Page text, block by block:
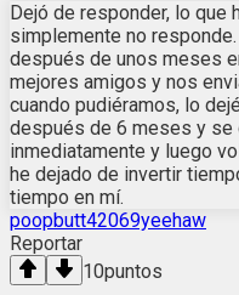
Dejó de responder, lo que
simplemente no responde.
después de unos meses
mejores amigos y nos
cuando pudiéramos, lo
después de 6 meses y se
inmediatamente y luego
he dejado de invertir
tiempo en mí.
poopbutt42069yeehaw
Reportar
10puntos